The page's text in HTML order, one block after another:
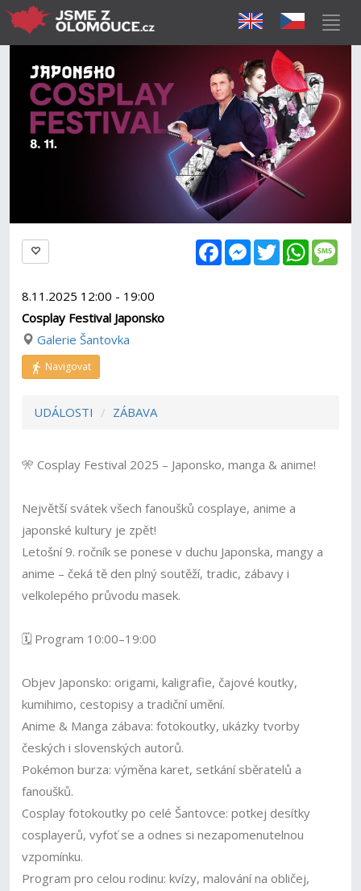
FacebookMessenger
Twitter
8.11.2025 12:00 - 19:00
Cosplay Festival Japonsko
Galerie Šantovka
Navigovat
UDÁLOSTI ZÁBAVA
🎌 Cosplay Festival 2025 – Japonsko, manga & anime!
Největší svátek všech fanoušků cosplaye, anime a
japonské kultury je zpět!
Letošní 9. ročník se ponese v duchu Japonska, mangy a
anime – čeká tě den plný soutěží, tradic, zábavy i
velkolepého průvodu masek.
🗓️ Program 10:00–19:00
Objev Japonsko: origami, kaligrafie, čajové koutky,
kumihimo, cestopisy a tradiční umění.
Anime & Manga zábava: fotokoutky, ukázky tvorby
českých i slovenských autorů.
Pokémon burza: výměna karet, setkání sběratelů a
fanoušků.
Cosplay fotokoutky po celé Šantovce: potkej desítky
cosplayerů, vyfoť se a odnes si nezapomenutelnou
vzpomínku.
Program pro celou rodinu: kvízy, malování na obličej,